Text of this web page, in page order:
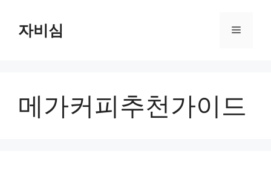
자비심 메
메가커피추천가이드